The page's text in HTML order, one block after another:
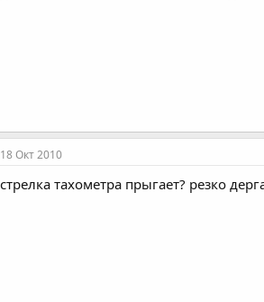
18 Окт 2010
стрелка тахометра прыгает? резко